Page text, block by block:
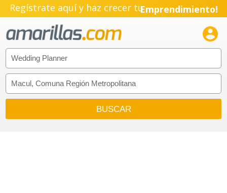
Regístrate aquí y haz crecer tuEmprendimiento!
